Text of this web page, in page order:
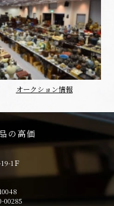
オークション情報
の高価
1Ｆ
00285